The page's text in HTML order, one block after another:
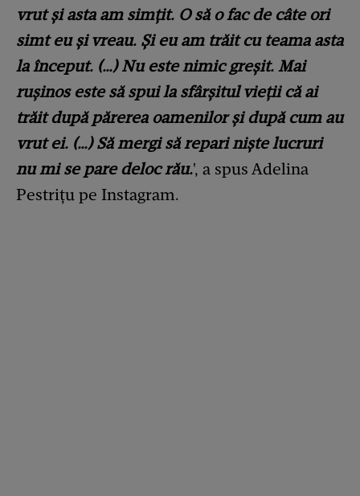
vrut și asta am simțit. O să o fac de câte ori
simt eu și vreau. Și eu am trăit cu teama asta
la început. (…) Nu este nimic greșit. Mai
rușinos este să spui la sfârșitul vieții că ai
trăit după părerea oamenilor și după cum au
vrut ei. (…) Să mergi să repari niște lucruri
nu mi se pare deloc rău.', a spus Adelina
Pestrițu pe Instagram.